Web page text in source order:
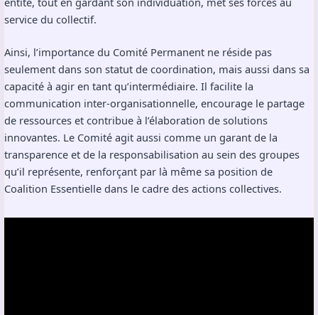
service du collectif.
Ainsi, l’importance du Comité Permanent ne réside pas
seulement dans son statut de coordination, mais aussi dans sa
capacité à agir en tant qu’intermédiaire. Il facilite la
communication inter-organisationnelle, encourage le partage
de ressources et contribue à l’élaboration de solutions
innovantes. Le Comité agit aussi comme un garant de la
transparence et de la responsabilisation au sein des groupes
qu’il représente, renforçant par là même sa position de
Coalition Essentielle dans le cadre des actions collectives.